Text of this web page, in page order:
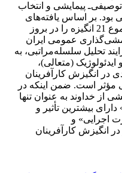
پیمایشی و انتخاب
بود. بر اساس یافته‌های
21
انگیزه را در بروز
عمومی ایران
تحلیل سلسله‌مراتبی، به
(متعالی)،
در انگیزش کارآفرینان
است. ضمن اینکه در
خداوند به عنوان تنها
بیشترین تأثیر و
اجرایی» و
انگیزش کارآفرینان